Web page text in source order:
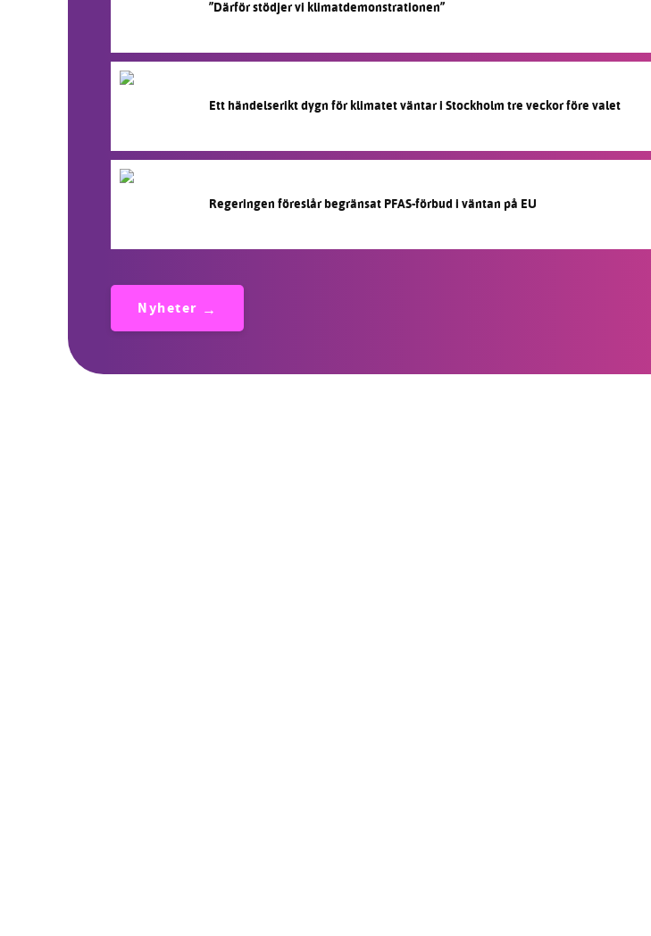
”Därför stödjer vi klimatdemonstrationen”
Ett händelserikt dygn för klimatet väntar i Stockholm tre veckor före valet
Regeringen föreslår begränsat PFAS-förbud i väntan på EU
Nyheter